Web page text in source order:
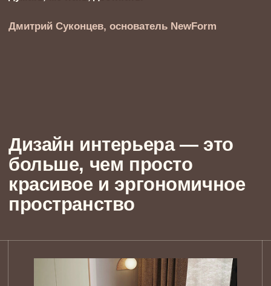
взаимодействие в семье на 15%